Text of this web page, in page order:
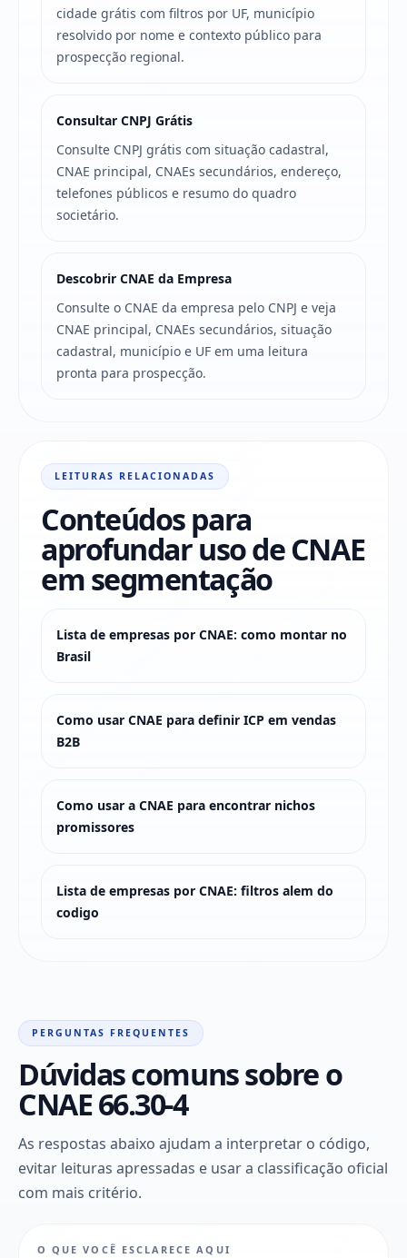
cidade grátis com filtros por UF, município
resolvido por nome e contexto público para
prospecção regional.
Consultar CNPJ Grátis
Consulte CNPJ grátis com situação cadastral,
CNAE principal, CNAEs secundários, endereço,
telefones públicos e resumo do quadro
societário.
Descobrir CNAE da Empresa
Consulte o CNAE da empresa pelo CNPJ e veja
CNAE principal, CNAEs secundários, situação
cadastral, município e UF em uma leitura
pronta para prospecção.
LEITURAS RELACIONADAS
Conteúdos para
aprofundar uso de CNAE
em segmentação
Lista de empresas por CNAE: como montar no
Brasil
Como usar CNAE para definir ICP em vendas
B2B
Como usar a CNAE para encontrar nichos
promissores
Lista de empresas por CNAE: filtros alem do
codigo
PERGUNTAS FREQUENTES
Dúvidas comuns sobre o
CNAE 66.30-4
As respostas abaixo ajudam a interpretar o código,
evitar leituras apressadas e usar a classificação oficial
com mais critério.
O QUE VOCÊ ESCLARECE AQUI